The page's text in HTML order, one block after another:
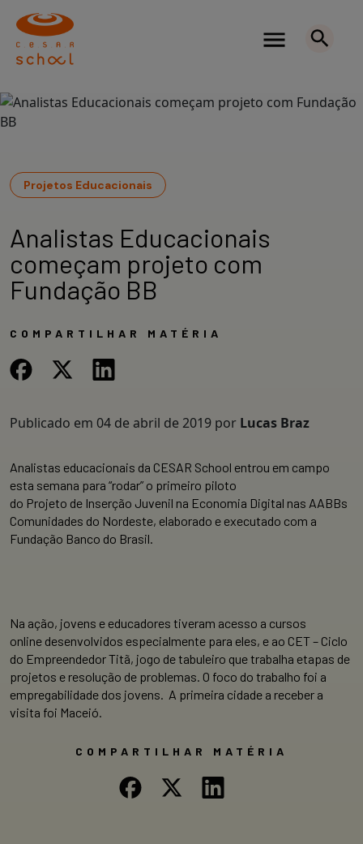
Projetos Educacionais
Analistas Educacionais
começam projeto com
Fundação BB
COMPARTILHAR MATÉRIA
Publicado em 04 de abril de 2019 por Lucas Braz
Analistas educacionais da CESAR School entrou em campo
esta semana para “rodar” o primeiro piloto
do Projeto de Inserção Juvenil na Economia Digital nas AABBs
Comunidades do Nordeste, elaborado e executado com a
Fundação Banco do Brasil.
Na ação, jovens e educadores tiveram acesso a cursos
online desenvolvidos especialmente para eles, e ao CET – Ciclo
do Empreendedor Titã, jogo de tabuleiro que trabalha etapas de
projetos e resolução de problemas. O foco do trabalho foi a
empregabilidade dos jovens. A primeira cidade a receber a
visita foi Maceió.
COMPARTILHAR MATÉRIA